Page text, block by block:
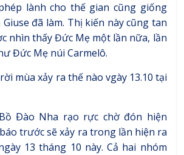
lành cho thế gian cũng giống
đã làm. Thị kiến này cũng tan
nhìn thấy Đức Mẹ một lần nữa, lần
Đức Mẹ núi Carmelô.
mùa xảy ra thế nào vgày 13.10 tại
Ðào Nha rạo rực chờ đón hiện
trước sẽ xảy ra trong lần hiện ra
13 tháng 10 này. Cả hai nhóm